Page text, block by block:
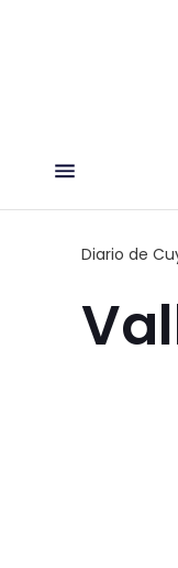
Diario de